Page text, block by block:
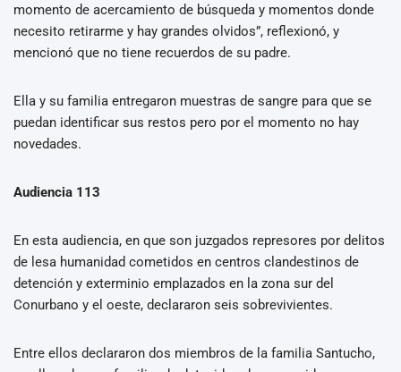
momento de acercamiento de búsqueda y momentos donde
necesito retirarme y hay grandes olvidos”, reflexionó, y
mencionó que no tiene recuerdos de su padre.
Ella y su familia entregaron muestras de sangre para que se
puedan identificar sus restos pero por el momento no hay
novedades.
Audiencia 113
En esta audiencia, en que son juzgados represores por delitos
de lesa humanidad cometidos en centros clandestinos de
detención y exterminio emplazados en la zona sur del
Conurbano y el oeste, declararon seis sobrevivientes.
Entre ellos declararon dos miembros de la familia Santucho,